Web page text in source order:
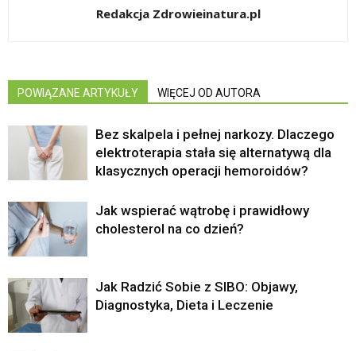
Redakcja Zdrowieinatura.pl
POWIĄZANE ARTYKUŁY WIĘCEJ OD AUTORA
Bez skalpela i pełnej narkozy. Dlaczego
elektroterapia stała się alternatywą dla
klasycznych operacji hemoroidów?
Jak wspierać wątrobę i prawidłowy
cholesterol na co dzień?
Jak Radzić Sobie z SIBO: Objawy,
Diagnostyka, Dieta i Leczenie